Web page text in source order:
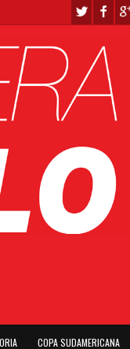
COPA SUDAMERICANA